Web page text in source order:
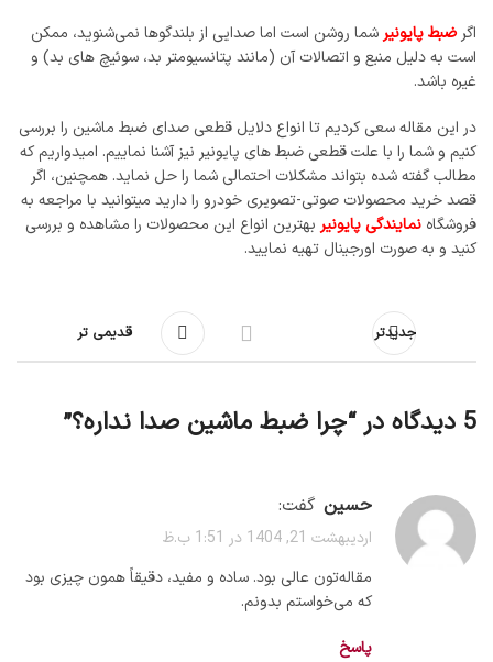
اگرضبط پایونیر شما روشن است اما صدایی از بلندگوها نمی‌شنوید، ممکن
است به دلیل منبع و اتصالات آن (مانند پتانسیومتر بد، سوئیچ های بد) و
غیره باشد.
در این مقاله سعی کردیم تا انواع دلایل قطعی صدای ضبط ماشین را بررسی
کنیم و شما را با علت قطعی ضبط های پایونیر نیز آشنا نماییم. امیدواریم که
مطالب گفته شده بتواند مشکلات احتمالی شما را حل نماید. همچنین، اگر
قصد خرید محصولات صوتی-تصویری خودرو را دارید میتوانید با مراجعه به
فروشگاه نمایندگی پایونیر بهترین انواع این محصولات را مشاهده و بررسی
کنید و به صورت اورجینال تهیه نمایید.
جدیدتر قدیمی تر
5 دیدگاه در “ چرا ضبط ماشین صدا نداره؟”
حسین گفت:
اردیبهشت 21, 1404 در 1:51 ب.ظ
مقاله‌تون عالی بود. ساده و مفید، دقیقاً همون چیزی بود
که می‌خواستم بدونم.
پاسخ